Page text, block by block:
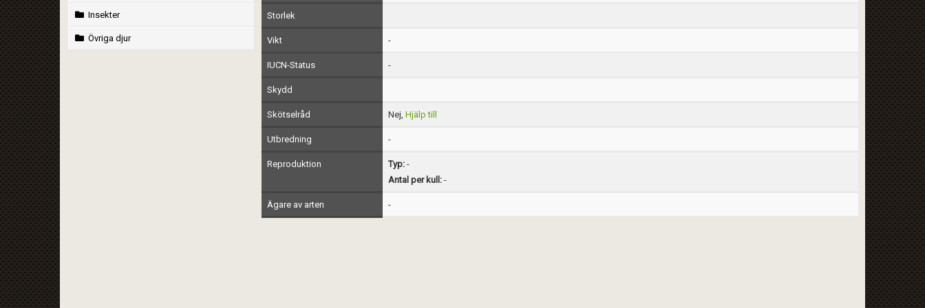
Insekter
Övriga djur
Storlek
Vikt -
IUCN-Status -
Skydd
Skötselråd Nej, Hjälp till
Utbredning -
Reproduktion Typ:-
Antal per kull:-
Ägare av arten -